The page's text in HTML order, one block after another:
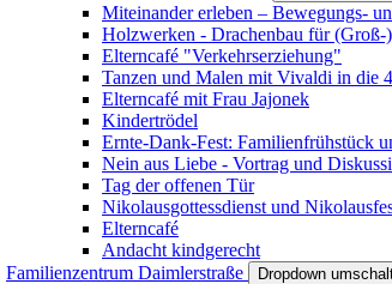
Miteinander erleben – Bewegungs-
Holzwerken - Drachenbau für
Elterncafé "Verkehrserziehung"
Tanzen und Malen mit Vivaldi in die
Elterncafé mit Frau Jajonek
Kindertrödel
Ernte-Dank-Fest: Familienfrühstück
Nein aus Liebe - Vortrag und
Tag der offenen Tür
Nikolausgottessdienst und
Elterncafé
Andacht kindgerecht
Familienzentrum Daimlerstraße
Dropdown